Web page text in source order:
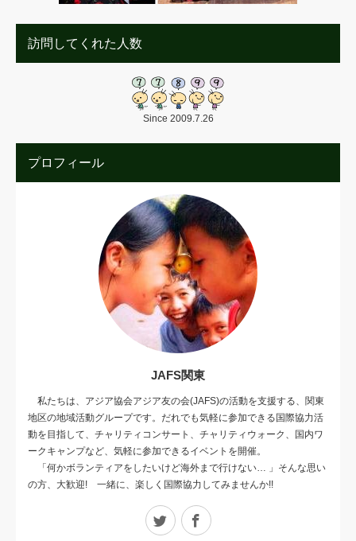
訪問してくれた人数
Since 2009.7.26
プロフィール
JAFS関東
私たちは、アジア協会アジア友の会(JAFS)の活動を支援する、関東
地区の地域活動グループです。だれでも気軽に参加できる国際協力活
動を目指して、チャリティコンサート、チャリティウォーク、国内ワ
ークキャンプなど、気軽に参加できるイベントを開催。
「何かボランティアをしたいけど海外まで行けない… 」そんな思い
の方、大歓迎! 一緒に、楽しく国際協力してみませんか!!
Twitter Facebook